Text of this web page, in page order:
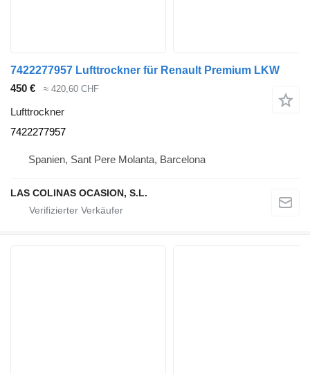
7422277957 Lufttrockner für Renault Premium LKW
450 €
≈ 420,60 CHF
Lufttrockner
7422277957
Spanien, Sant Pere Molanta, Barcelona
LAS COLINAS OCASION, S.L.